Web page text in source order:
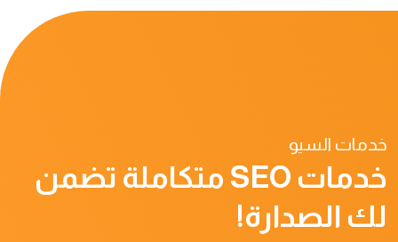
خدمات السيو
خدمات SEO متكاملة تضمن
لك الصدارة!